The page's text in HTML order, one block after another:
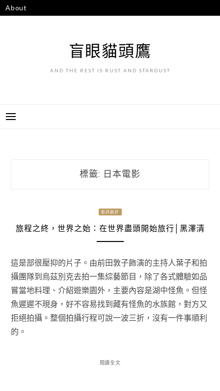
跳
至
About
盲眼貓頭鷹
AND THE REST IS RUST AND STARDUST
標籤: 日本電影
影評劇評
旅程之終，世界之始：在世界盡頭開始旅行│黑澤清
這是部很壓抑的片子。由前田敦子飾演的主持人葉子和拍
攝團隊到烏茲別克去拍一集綜藝節目，除了各式體驗如品
嘗當地料理、介紹遊樂園外，主要內容是湖中怪魚。但怪
魚遲遲不現身，好不容易找到藏有怪魚的水族館，對方又
拒絕拍攝。整個拍攝行程可說一波三折，沒有一件事順利
的。
閱讀全文